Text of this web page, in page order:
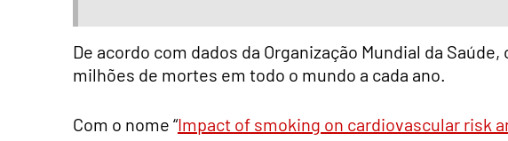
De acordo com dados da Organização Mundial da
milhões de mortes em todo o mundo a cada ano.
Com o nome “Impact of smoking on cardiovascular risk